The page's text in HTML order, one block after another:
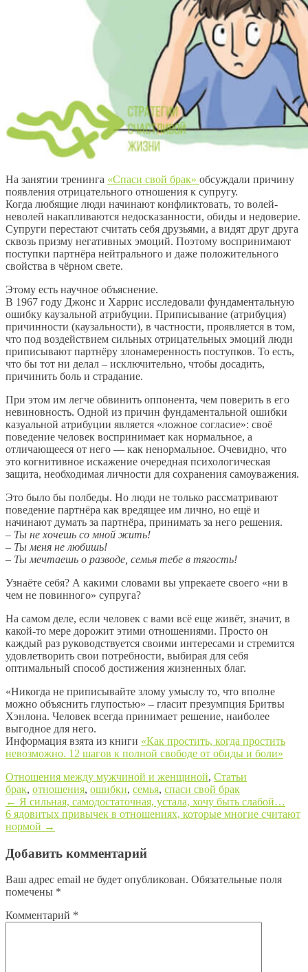
На занятии тренинга «Спаси свой брак» обсуждали причину
появления отрицательного отношения к супругу.
Когда любящие люди начинают конфликтовать, то волей-
неволей накапливаются недосказанности, обиды и недоверие.
Супруги перестают считать себя друзьями, а видят друг друга
сквозь призму негативных эмоций. Поэтому воспринимают
поступки партнёра нейтрального и даже положительного
свойства в чёрном свете.
Этому есть научное объяснение.
В 1967 году Джонс и Харрис исследовали фундаментальную
ошибку каузальной атрибуции. Приписывание (атрибуция)
причинности (каузальности), в частности, проявляется в том,
что под воздействием сильных отрицательных эмоций люди
приписывают партнёру злонамеренность поступков. То есть,
что бы тот ни делал – исключительно, чтобы досадить,
причинить боль и страдание.
При этом им легче обвинить оппонента, чем поверить в его
невиновность. Одной из причин фундаментальной ошибки
казуальной атрибуции является «ложное согласие»: своё
поведение человек воспринимает как нормальное, а
отличающееся от него — как ненормальное. Очевидно, что
это когнитивное искажение очередная психологическая
защита, необходимая личности для сохранения самоуважения.
Это было бы полбеды. Но люди не только рассматривают
поведение партнёра как вредящее им лично, но ещё и
начинают думать за партнёра, принимать за него решения.
– Ты не хочешь со мной жить!
– Ты меня не любишь!
– Ты мечтаешь о разводе, семья тебе в тягость!
Узнаёте себя? А какими словами вы упрекаете своего «ни в
чем не повинного» супруга?
На самом деле, если человек с вами всё еще живёт, значит, в
какой-то мере дорожит этими отношениями. Просто он
каждый раз руководствуется своими интересами и стремится
удовлетворить свои потребности, выбирая для себя
оптимальный способ достижения жизненных благ.
«Никогда не приписывайте злому умыслу то, что вполне
можно объяснить глупостью» – гласит презумпция Бритвы
Хэнлона. Человек всегда принимает решение, наиболее
выгодное для него.
Информация взята из книги «Как простить, когда простить
невозможно. 12 шагов к полной свободе от обиды и боли»
Отношения между мужчиной и женщиной, Статьи
брак, отношения, ошибки, семья, спаси свой брак
Post navigation
← Я сильная, самодостаточная, устала, хочу быть слабой…
6 ядовитых привычек в отношениях, которые многие считают
нормой →
Добавить комментарий
Ваш адрес email не будет опубликован. Обязательные поля
помечены *
Комментарий *